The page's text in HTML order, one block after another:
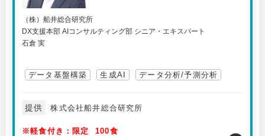
（株）船井総合研究所
DX支援本部 AIコンサルティング部 シニア・エキスパート
石倉 実
データ基盤構築 生成AI データ分析/予測分析
提供 株式会社船井総合研究所
※軽食付き：限定 100食